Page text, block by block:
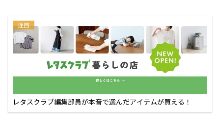
注目
レタスクラブ編集部員が本音で選んだアイテムが買える！